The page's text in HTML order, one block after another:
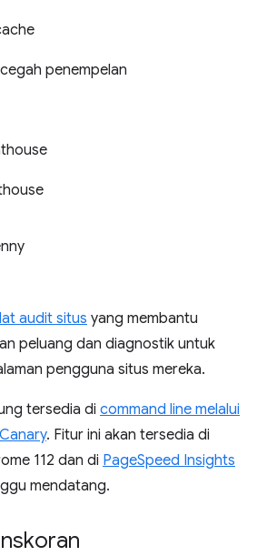
penempelan
audit situs yang membantu
peluang dan diagnostik untuk
pengguna situs mereka.
tersedia di command line melalui
. Fitur ini akan tersedia di
112 dan di PageSpeed Insights
mendatang.